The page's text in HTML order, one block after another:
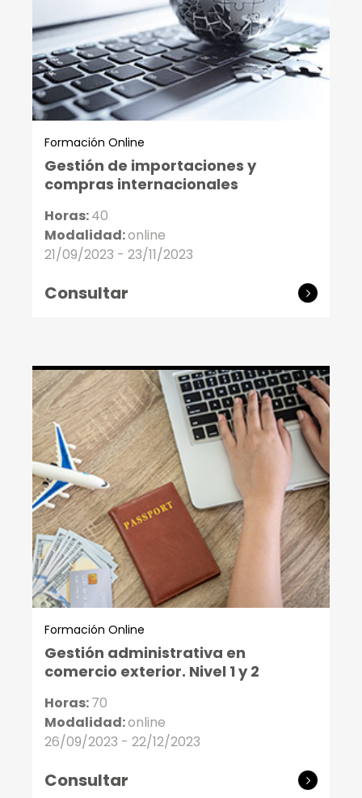
Formación Online
Gestión de importaciones y
compras internacionales
Horas:40
Modalidad:online
21/09/2023 - 23/11/2023
Consultar
Formación Online
Gestión administrativa en
comercio exterior. Nivel 1 y 2
Horas:70
Modalidad:online
26/09/2023 - 22/12/2023
Consultar